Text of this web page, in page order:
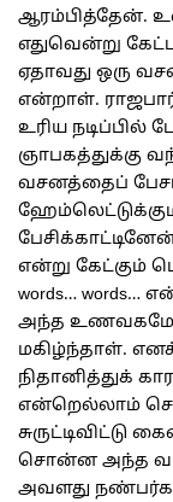
ஆரம்பித்தேன்.
எதுவென்று
ஏதாவது ஒரு
என்றாள்.
உரிய நடிப்பில்
ஞாபகத்துக்கு
வசனத்தைப்
என்று கேட்கும்
words… words…
அந்த உணவகமே
மகிழ்ந்தாள்.
நிதானித்துக்
என்றெல்லாம்
சொன்ன அந்த
அவளது